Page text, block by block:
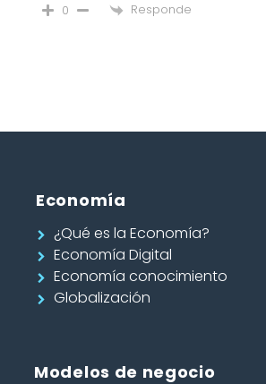
0 Responde
Economía
¿Qué es la Economía?
Economía Digital
Economía conocimiento
Globalización
Modelos de negocio